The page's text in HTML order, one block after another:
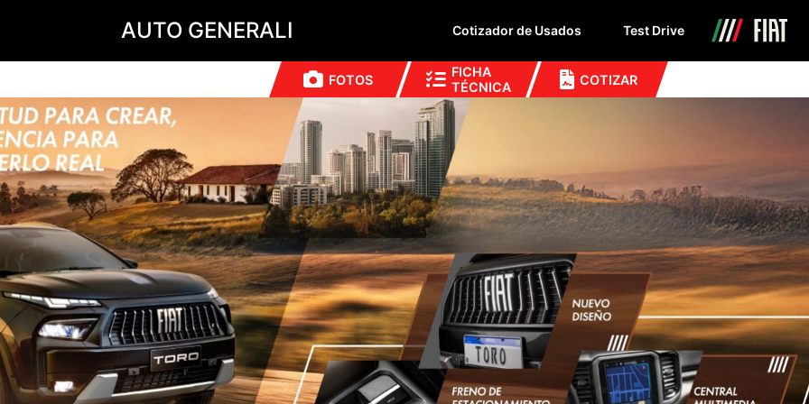
AUTO GENERALI Cotizador de Usados Test Drive
FOTOS
FICHA
TÉCNICA
COTIZAR